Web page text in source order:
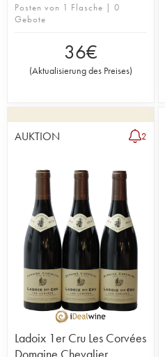
Posten von 1 Flasche | 0
Gebote
36€
(Aktualisierung des Preises)
AUKTION 2
Ladoix 1er Cru Les Corvées
Domaine Chevalier